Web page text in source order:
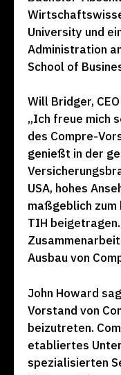
University und
Administration
School of
Will Bridger,
„Ich freue mich
des Compre-
genießt in der
USA, hohes
maßgeblich
TIH
Ausbau von
John Howard
Vorstand von
beizutreten.
etabliertes
spezialisierten